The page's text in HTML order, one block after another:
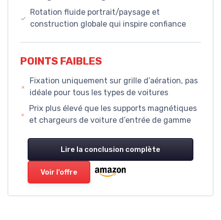
Rotation fluide portrait/paysage et
construction globale qui inspire confiance
POINTS FAIBLES
Fixation uniquement sur grille d’aération, pas
idéale pour tous les types de voitures
Prix plus élevé que les supports magnétiques
et chargeurs de voiture d’entrée de gamme
Lire la conclusion complète
Voir l'offre